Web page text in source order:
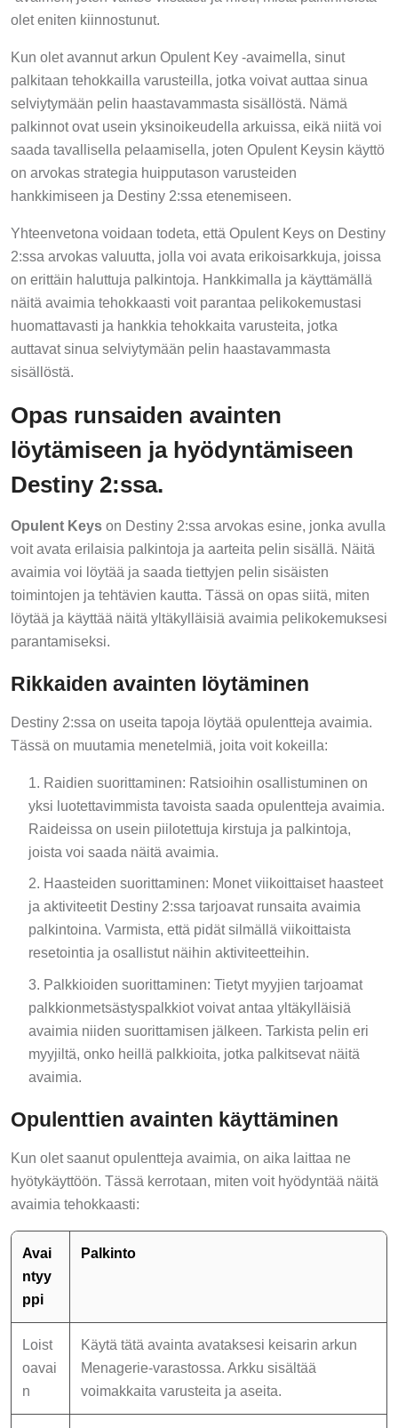
olet eniten kiinnostunut.
Kun olet avannut arkun Opulent Key -avaimella, sinut
palkitaan tehokkailla varusteilla, jotka voivat auttaa sinua
selviytymään pelin haastavammasta sisällöstä. Nämä
palkinnot ovat usein yksinoikeudella arkuissa, eikä niitä voi
saada tavallisella pelaamisella, joten Opulent Keysin käyttö
on arvokas strategia huipputason varusteiden
hankkimiseen ja Destiny 2:ssa etenemiseen.
Yhteenvetona voidaan todeta, että Opulent Keys on Destiny
2:ssa arvokas valuutta, jolla voi avata erikoisarkkuja, joissa
on erittäin haluttuja palkintoja. Hankkimalla ja käyttämällä
näitä avaimia tehokkaasti voit parantaa pelikokemustasi
huomattavasti ja hankkia tehokkaita varusteita, jotka
auttavat sinua selviytymään pelin haastavammasta
sisällöstä.
Opas runsaiden avainten
löytämiseen ja hyödyntämiseen
Destiny 2:ssa.
Opulent Keys on Destiny 2:ssa arvokas esine, jonka avulla
voit avata erilaisia palkintoja ja aarteita pelin sisällä. Näitä
avaimia voi löytää ja saada tiettyjen pelin sisäisten
toimintojen ja tehtävien kautta. Tässä on opas siitä, miten
löytää ja käyttää näitä yltäkylläisiä avaimia pelikokemuksesi
parantamiseksi.
Rikkaiden avainten löytäminen
Destiny 2:ssa on useita tapoja löytää opulentteja avaimia.
Tässä on muutamia menetelmiä, joita voit kokeilla:
Raidien suorittaminen: Ratsioihin osallistuminen on
yksi luotettavimmista tavoista saada opulentteja avaimia.
Raideissa on usein piilotettuja kirstuja ja palkintoja,
joista voi saada näitä avaimia.
Haasteiden suorittaminen: Monet viikoittaiset haasteet
ja aktiviteetit Destiny 2:ssa tarjoavat runsaita avaimia
palkintoina. Varmista, että pidät silmällä viikoittaista
resetointia ja osallistut näihin aktiviteetteihin.
Palkkioiden suorittaminen: Tietyt myyjien tarjoamat
palkkionmetsästyspalkkiot voivat antaa yltäkylläisiä
avaimia niiden suorittamisen jälkeen. Tarkista pelin eri
myyjiltä, onko heillä palkkioita, jotka palkitsevat näitä
avaimia.
Opulenttien avainten käyttäminen
Kun olet saanut opulentteja avaimia, on aika laittaa ne
hyötykäyttöön. Tässä kerrotaan, miten voit hyödyntää näitä
avaimia tehokkaasti:
Avai
ntyy
ppi
Palkinto
Loist
oavai
n
Käytä tätä avainta avataksesi keisarin arkun
Menagerie-varastossa. Arkku sisältää
voimakkaita varusteita ja aseita.